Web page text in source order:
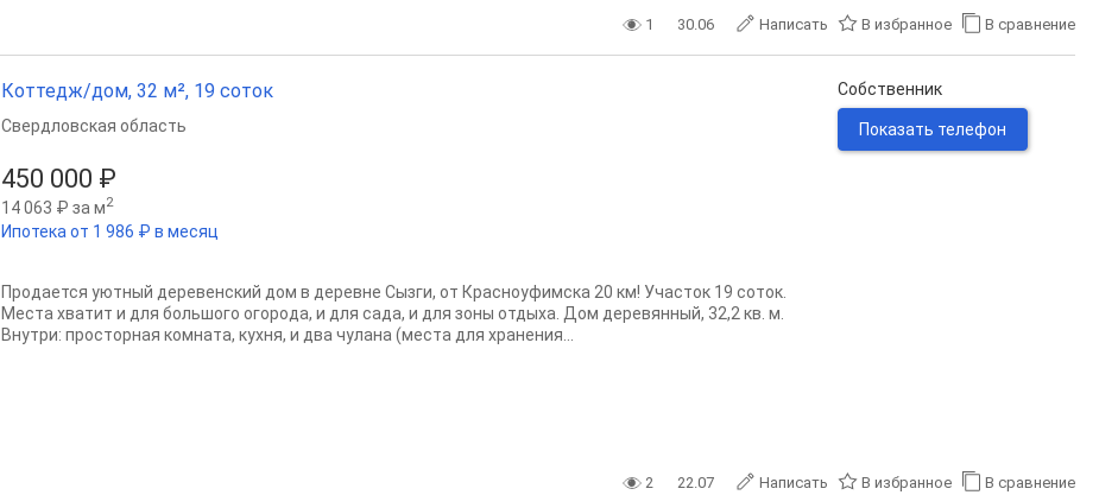
1 30.06 Написать В избранное В сравнение
Коттедж/дом, 32 м², 19 соток
450 000 ₽
14 063 ₽ за м2
Ипотека от 1 986 ₽ в месяц
Свердловская область
Продается уютный деревенский дом в деревне Сызги, от Красноуфимска 20 км! Участок 19 соток.
Места хватит и для большого огорода, и для сада, и для зоны отдыха. Дом деревянный, 32,2 кв. м.
Внутри: просторная комната, кухня, и два чулана (места для хранения...
Собственник
Показать телефон
2 22.07 Написать В избранное В сравнение